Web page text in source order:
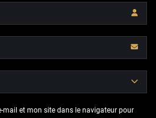
mail et mon site dans le navigateur pour